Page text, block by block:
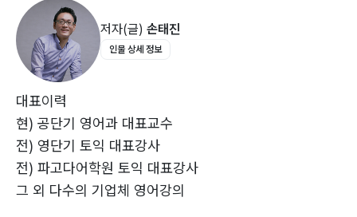
13. 문장 삽입 … 197
14. 요약문 … 214
15. 장문 독해 … 227
저자(글) 손태진
인물 상세 정보
대표이력
현) 공단기 영어과 대표교수
전) 영단기 토익 대표강사
전) 파고다어학원 토익 대표강사
그 외 다수의 기업체 영어강의